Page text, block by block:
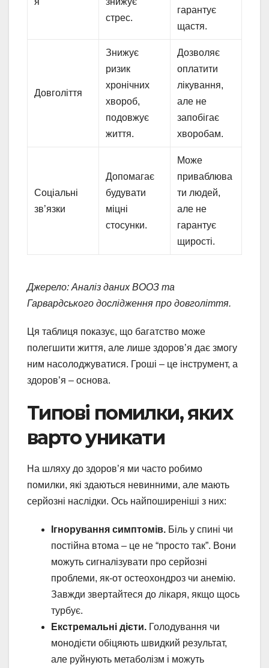
стрес.
гарантує
щастя.
Довголіття
Знижує
ризик
хронічних
хвороб,
подовжує
життя.
Дозволяє
оплатити
лікування,
але не
запобігає
хворобам.
Соціальні
зв’язки
Допомагає
будувати
міцні
стосунки.
Може
приваблюва
ти людей,
але не
гарантує
щирості.
Джерело: Аналіз даних ВООЗ та
Гарвардського дослідження про довголіття.
Ця таблиця показує, що багатство може
полегшити життя, але лише здоров’я дає змогу
ним насолоджуватися. Гроші – це інструмент, а
здоров’я – основа.
Типові помилки, яких
варто уникати
На шляху до здоров’я ми часто робимо
помилки, які здаються невинними, але мають
серйозні наслідки. Ось найпоширеніші з них:
Ігнорування симптомів. Біль у спині чи
постійна втома – це не “просто так”. Вони
можуть сигналізувати про серйозні
проблеми, як-от остеохондроз чи анемію.
Завжди звертайтеся до лікаря, якщо щось
турбує.
Екстремальні дієти. Голодування чи
монодієти обіцяють швидкий результат,
але руйнують метаболізм і можуть